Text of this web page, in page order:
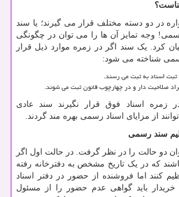
در دو دسته مختلف قرار می گیرند؛ یا سند
وجه تمایز آن ها را می توان در چگونگی
کرد. یک سند اگر در زمره موارد ذیل قرار
شناخته می شود:
اسناد به ثبت می رسند.
صلاحیت دار و در چهارچوب قانون ثبت می شوند.
زمره اسناد فوق قرار نگیرند سند عادی
از مزایای اسناد رسمی بهره مند گردند.
سند رسمی
دو حالت را در نظر گرفت. در حالت اول اگر
که در یک تاریخ مشخص به دفترخانه رفته
کنند اما فروشنده از حضور در دفتر اسناد
باید گواهی عدم حضور را از مسئول